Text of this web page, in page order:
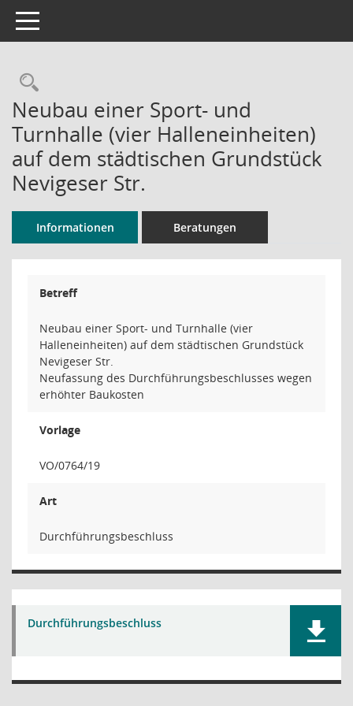
Toggle navigation
Rechercheauswahl
Neubau einer Sport- und
Turnhalle (vier Halleneinheiten)
auf dem städtischen Grundstück
Nevigeser Str.
Informationen Beratungen
Betreff
Neubau einer Sport- und Turnhalle (vier
Halleneinheiten) auf dem städtischen Grundstück
Nevigeser Str.
Neufassung des Durchführungsbeschlusses wegen
erhöhter Baukosten
Vorlage
VO/0764/19
Art
Durchführungsbeschluss
Durchführungsbeschluss